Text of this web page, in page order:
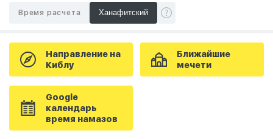
Время расчета
Направление на
Киблу
Ближайшие
мечети
Google
календарь
время намазов